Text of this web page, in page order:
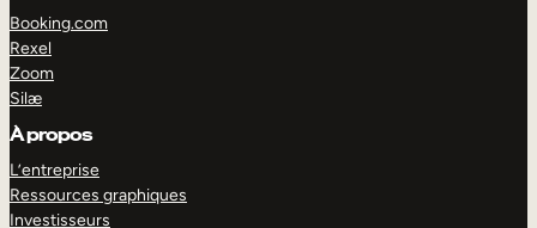
Booking.com
Rexel
Zoom
Silæ
À propos
L’entreprise
Ressources graphiques
Investisseurs